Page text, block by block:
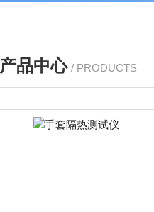
产品中心 / PRODUCTS